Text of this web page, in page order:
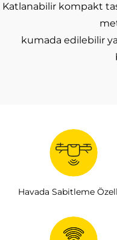
Katlanabilir kompakt
kumada edilebilir
Havada Sabitleme